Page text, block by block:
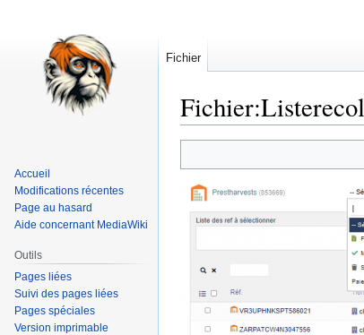
Fichier:
à
navigation
à
recherche
Fichier
Accueil
Modifications récentes
Page au hasard
Aide concernant MediaWiki
Outils
Pages liées
Suivi des pages liées
Pages spéciales
Version imprimable